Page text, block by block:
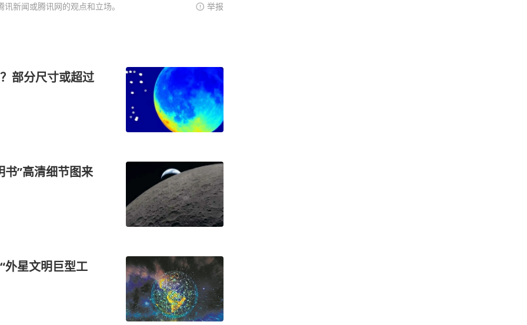
新闻或腾讯网的观点和立场。 举报
部分尺寸或超过
书”高清细节图来
外星文明巨型工